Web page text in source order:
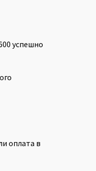
успешно
оплата в